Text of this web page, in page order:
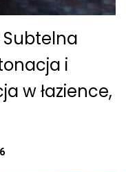
Subtelna
i
w łazience,